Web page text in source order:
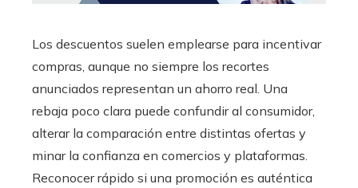
Los descuentos suelen emplearse para incentivar
compras, aunque no siempre los recortes
anunciados representan un ahorro real. Una
rebaja poco clara puede confundir al consumidor,
alterar la comparación entre distintas ofertas y
minar la confianza en comercios y plataformas.
Reconocer rápido si una promoción es auténtica